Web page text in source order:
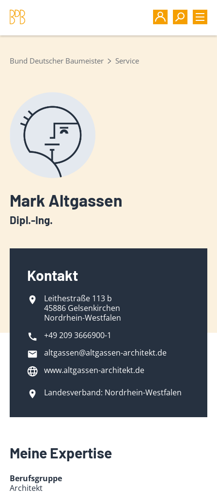
Bund Deutscher Baumeister Service
Mark Altgassen
Dipl.-Ing.
Kontakt
Leithestraße 113 b
45886 Gelsenkirchen
Nordrhein-Westfalen
+49 209 3666900-1
altgassen@altgassen-architekt.de
www.altgassen-architekt.de
Landesverband: Nordrhein-Westfalen
Meine Expertise
Berufsgruppe
Architekt